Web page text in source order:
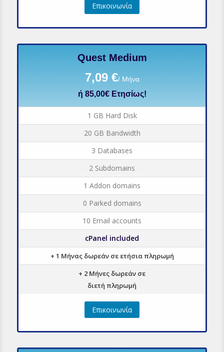
Επικοινωνία
Quest Medium
7,09 €/ Μήνα
ή 85,00€ Ετησίως!
1 GB Hard Disk
20 GB Bandwidth
3 Databases
2 Subdomains
1 Addon domains
0 Parked domains
10 Email accounts
cPanel included
+ 1 Μήνας δωρεάν σε ετήσια πληρωμή
+ 2 Μήνες δωρεάν σε
διετή πληρωμή
Επικοινωνία